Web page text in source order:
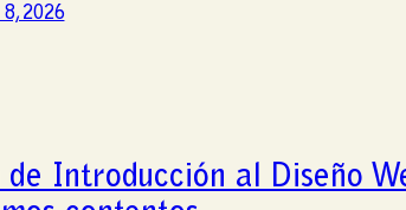
8, 2026
Introducción al Diseño